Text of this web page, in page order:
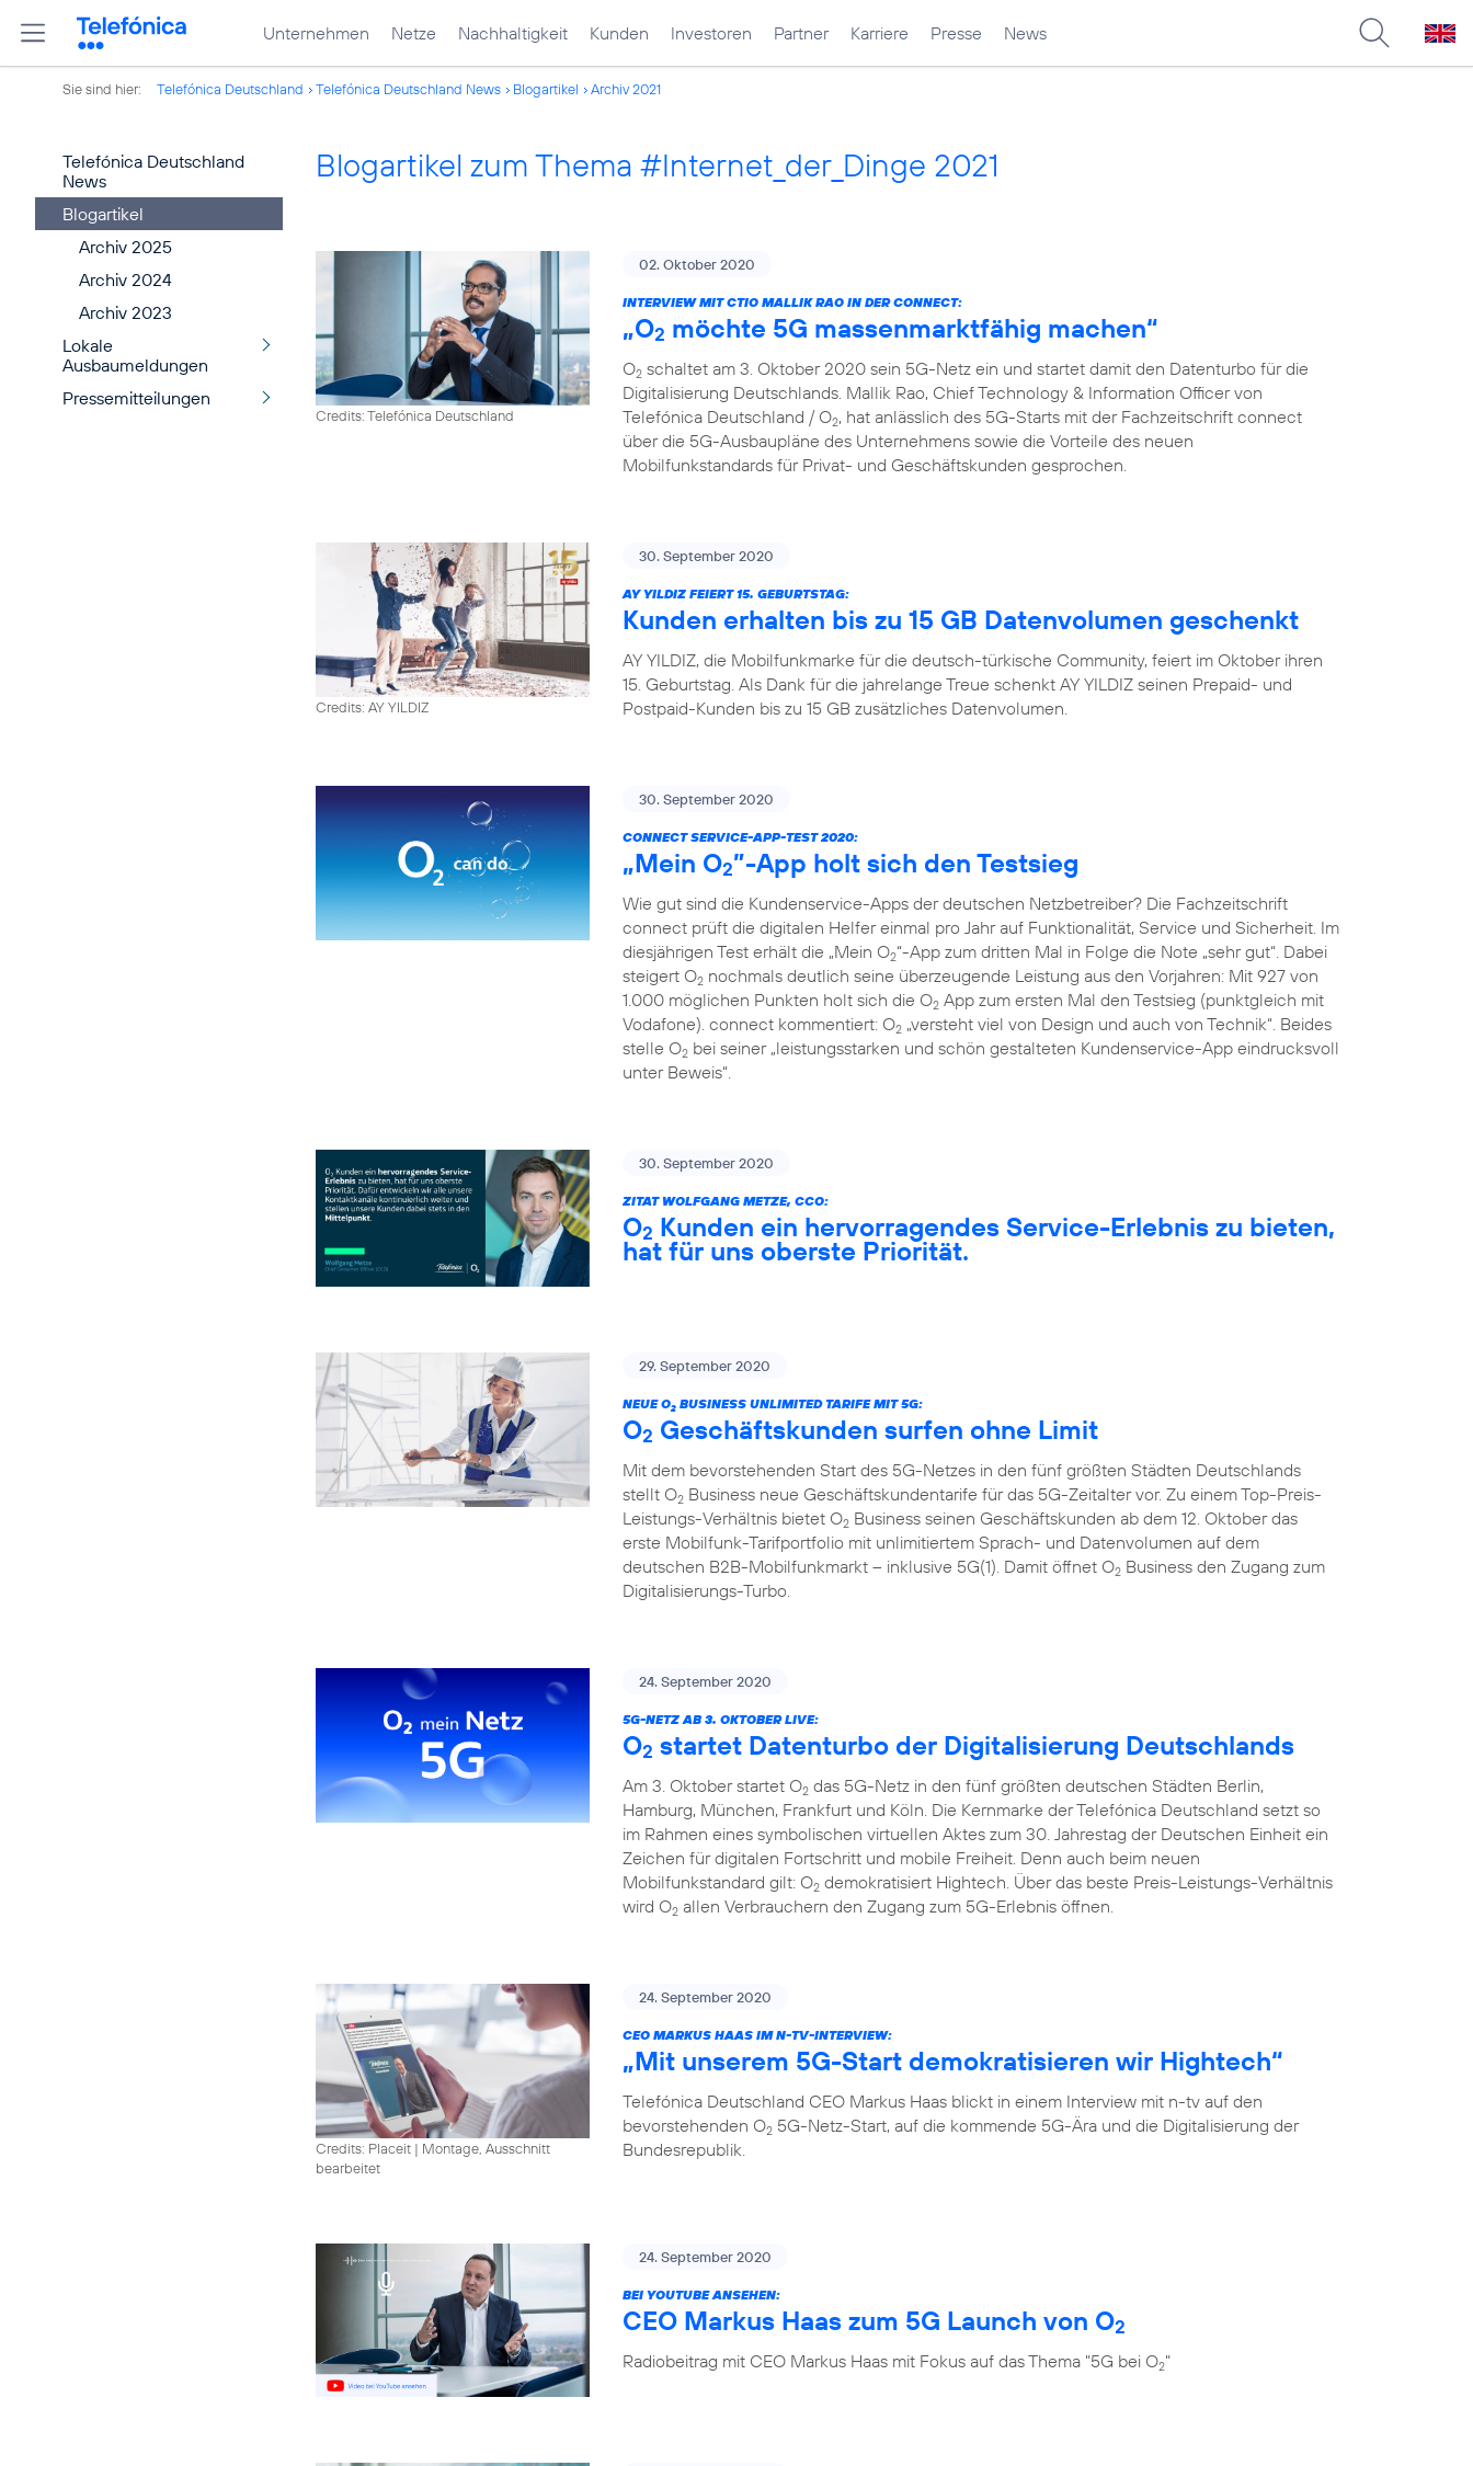
Unternehmen Netze Nachhaltigkeit Kunden Investoren Partner Karriere Presse News
Sie sind hier: Telefónica Deutschland Telefónica Deutschland News Blogartikel Archiv 2021
Telefónica Deutschland
News
Blogartikel
Archiv 2025
Archiv 2024
Archiv 2023
Lokale
Ausbaumeldungen
Pressemitteilungen
Blogartikel zum Thema #Internet_der_Dinge 2021
Credits: Telefónica Deutschland
02. Oktober 2020
INTERVIEW MIT CTIO MALLIK RAO IN DER CONNECT:
„O2 möchte 5G massenmarktfähig machen“
O2 schaltet am 3. Oktober 2020 sein 5G-Netz ein und startet damit den Datenturbo für die
Digitalisierung Deutschlands. Mallik Rao, Chief Technology & Information Officer von
Telefónica Deutschland / O2, hat anlässlich des 5G-Starts mit der Fachzeitschrift connect
über die 5G-Ausbaupläne des Unternehmens sowie die Vorteile des neuen
Mobilfunkstandards für Privat- und Geschäftskunden gesprochen.
Credits: AY YILDIZ
30. September 2020
AY YILDIZ FEIERT 15. GEBURTSTAG:
Kunden erhalten bis zu 15 GB Datenvolumen geschenkt
AY YILDIZ, die Mobilfunkmarke für die deutsch-türkische Community, feiert im Oktober ihren
15. Geburtstag. Als Dank für die jahrelange Treue schenkt AY YILDIZ seinen Prepaid- und
Postpaid-Kunden bis zu 15 GB zusätzliches Datenvolumen.
30. September 2020
CONNECT SERVICE-APP-TEST 2020:
„Mein O2”-App holt sich den Testsieg
Wie gut sind die Kundenservice-Apps der deutschen Netzbetreiber? Die Fachzeitschrift
connect prüft die digitalen Helfer einmal pro Jahr auf Funktionalität, Service und Sicherheit. Im
diesjährigen Test erhält die „Mein O2“-App zum dritten Mal in Folge die Note „sehr gut“. Dabei
steigert O2 nochmals deutlich seine überzeugende Leistung aus den Vorjahren: Mit 927 von
1.000 möglichen Punkten holt sich die O2 App zum ersten Mal den Testsieg (punktgleich mit
Vodafone). connect kommentiert: O2 „versteht viel von Design und auch von Technik“. Beides
stelle O2 bei seiner „leistungsstarken und schön gestalteten Kundenservice-App eindrucksvoll
unter Beweis“.
30. September 2020
ZITAT WOLFGANG METZE, CCO:
O2 Kunden ein hervorragendes Service-Erlebnis zu bieten,
hat für uns oberste Priorität.
29. September 2020
NEUE O2 BUSINESS UNLIMITED TARIFE MIT 5G:
O2 Geschäftskunden surfen ohne Limit
Mit dem bevorstehenden Start des 5G-Netzes in den fünf größten Städten Deutschlands
stellt O2 Business neue Geschäftskundentarife für das 5G-Zeitalter vor. Zu einem Top-Preis-
Leistungs-Verhältnis bietet O2 Business seinen Geschäftskunden ab dem 12. Oktober das
erste Mobilfunk-Tarifportfolio mit unlimitiertem Sprach- und Datenvolumen auf dem
deutschen B2B-Mobilfunkmarkt – inklusive 5G(1). Damit öffnet O2 Business den Zugang zum
Digitalisierungs-Turbo.
24. September 2020
5G-NETZ AB 3. OKTOBER LIVE:
O2 startet Datenturbo der Digitalisierung Deutschlands
Am 3. Oktober startet O2 das 5G-Netz in den fünf größten deutschen Städten Berlin,
Hamburg, München, Frankfurt und Köln. Die Kernmarke der Telefónica Deutschland setzt so
im Rahmen eines symbolischen virtuellen Aktes zum 30. Jahrestag der Deutschen Einheit ein
Zeichen für digitalen Fortschritt und mobile Freiheit. Denn auch beim neuen
Mobilfunkstandard gilt: O2 demokratisiert Hightech. Über das beste Preis-Leistungs-Verhältnis
wird O2 allen Verbrauchern den Zugang zum 5G-Erlebnis öffnen.
Credits: Placeit | Montage, Ausschnitt
bearbeitet
24. September 2020
CEO MARKUS HAAS IM N-TV-INTERVIEW:
„Mit unserem 5G-Start demokratisieren wir Hightech“
Telefónica Deutschland CEO Markus Haas blickt in einem Interview mit n-tv auf den
bevorstehenden O2 5G-Netz-Start, auf die kommende 5G-Ära und die Digitalisierung der
Bundesrepublik.
24. September 2020
BEI YOUTUBE ANSEHEN:
CEO Markus Haas zum 5G Launch von O2
Radiobeitrag mit CEO Markus Haas mit Fokus auf das Thema "5G bei O2"